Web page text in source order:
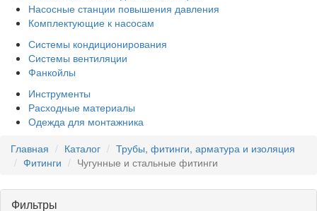
Насосные станции повышения давления
Комплектующие к насосам
Системы кондиционирования
Системы вентиляции
Фанкойлы
Инструменты
Расходные материалы
Одежда для монтажника
Главная
Каталог
Трубы, фитинги, арматура и изоляция
Фитинги
Чугунные и стальные фитинги
Фильтры